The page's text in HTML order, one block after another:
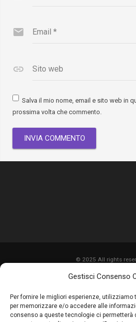
Gestisci Consenso
Per fornire le migliori esperienze,
per memorizzare e/o accedere alle
consenso a queste tecnologie ci permetterà
Email *
Sito web
Salva il mio nome, email e sito web in
prossima volta che commento.
© 2025 All rights
CHI SIAMO